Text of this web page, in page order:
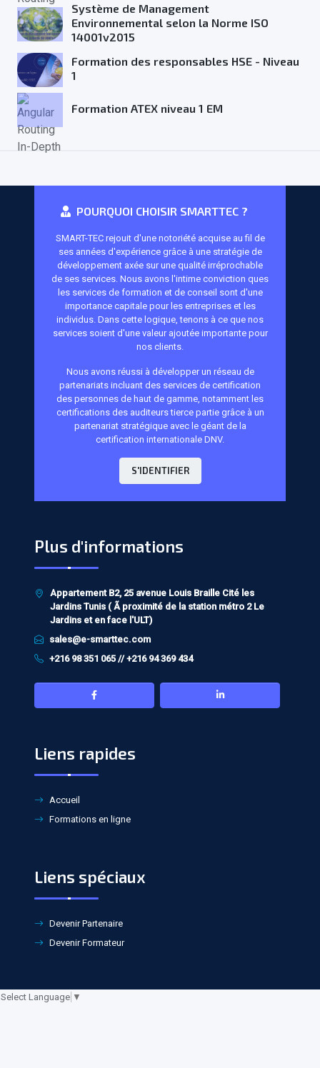
Système de Management
Environnemental selon la Norme ISO
14001v2015
Formation des responsables HSE - Niveau
1
Formation ATEX niveau 1 EM
POURQUOI CHOISIR SMARTTEC ?
SMART-TEC rejouit d'une notoriété acquise au fil de
ses années d'expérience grâce à une stratégie de
développement axée sur une qualité irréprochable
de ses services. Nous avons l'intime conviction ques
les services de formation et de conseil sont d'une
importance capitale pour les entreprises et les
individus. Dans cette logique, tenons à ce que nos
services soient d'une valeur ajoutée importante pour
nos clients.
Nous avons réussi à développer un réseau de
partenariats incluant des services de certification
des personnes de haut de gamme, notamment les
certifications des auditeurs tierce partie grâce à un
partenariat stratégique avec le géant de la
certification internationale DNV.
S'IDENTIFIER
Plus d'informations
Appartement B2, 25 avenue Louis Braille Cité les
Jardins Tunis ( Ã proximité de la station métro 2 Le
Jardins et en face l'ULT)
sales@e-smarttec.com
+216 98 351 065 // +216 94 369 434
Liens rapides
Accueil
Formations en ligne
Liens spéciaux
Devenir Partenaire
Devenir Formateur
Select Language ▼